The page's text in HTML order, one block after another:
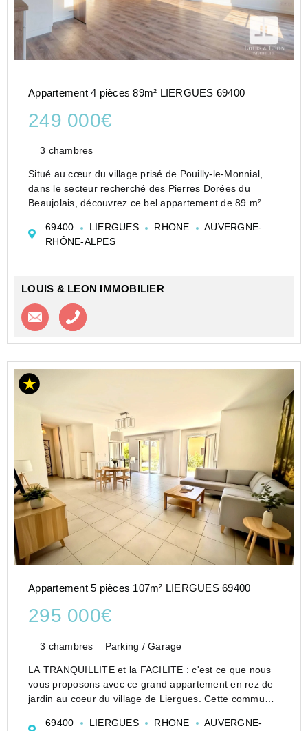
Appartement 4 pièces 89m² LIERGUES 69400
249 000€
3 chambres
Situé au cœur du village prisé de Pouilly-le-Monnial,
dans le secteur recherché des Pierres Dorées du
Beaujolais, découvrez ce bel appartement de 89 m²
et confort moderne. Ce village typique séduit par son...
69400 LIERGUES RHONE
AUVERGNE-
RHÔNE-ALPES
LOUIS & LEON IMMOBILIER
Contacter l'agence
Appartement 5 pièces 107m² LIERGUES 69400
295 000€
3 chambres Parking / Garage
LA TRANQUILLITE et la FACILITE : c'est ce que nous
vous proposons avec ce grand appartement en rez de
jardin au coeur du village de Liergues. Cette commune
ses commerces. L'appartement offre de b...
69400 LIERGUES RHONE AUVERGNE-